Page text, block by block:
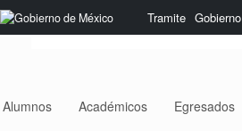
Nota:
este
sistema
Tramite Gobierno
Saltar
al
Alumnos Académicos Egresados